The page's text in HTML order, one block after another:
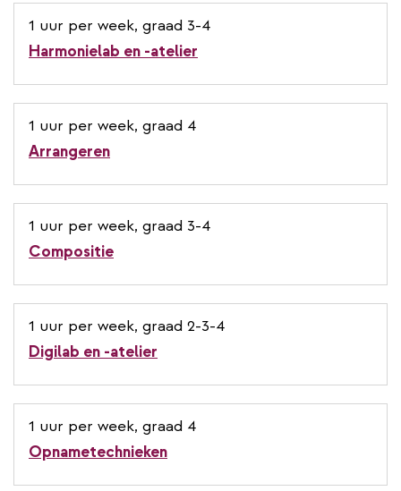
1 uur per week, graad 3-4
Harmonielab en -atelier
1 uur per week, graad 4
Arrangeren
1 uur per week, graad 3-4
Compositie
1 uur per week, graad 2-3-4
Digilab en -atelier
1 uur per week, graad 4
Opnametechnieken